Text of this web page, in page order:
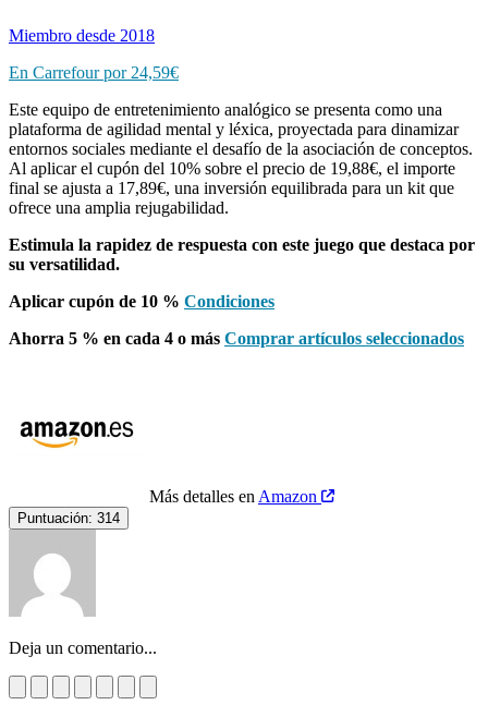
Miembro desde 2018
En Carrefour por 24,59€
Este equipo de entretenimiento analógico se presenta como una
plataforma de agilidad mental y léxica, proyectada para dinamizar
entornos sociales mediante el desafío de la asociación de conceptos.
Al aplicar el cupón del 10% sobre el precio de 19,88€, el importe
final se ajusta a 17,89€, una inversión equilibrada para un kit que
ofrece una amplia rejugabilidad.
Estimula la rapidez de respuesta con este juego que destaca por
su versatilidad.
Aplicar cupón de 10 % Condiciones
Ahorra 5 % en cada 4 o más Comprar artículos seleccionados
Más detalles en Amazon
Puntuación: 314
Deja un comentario...